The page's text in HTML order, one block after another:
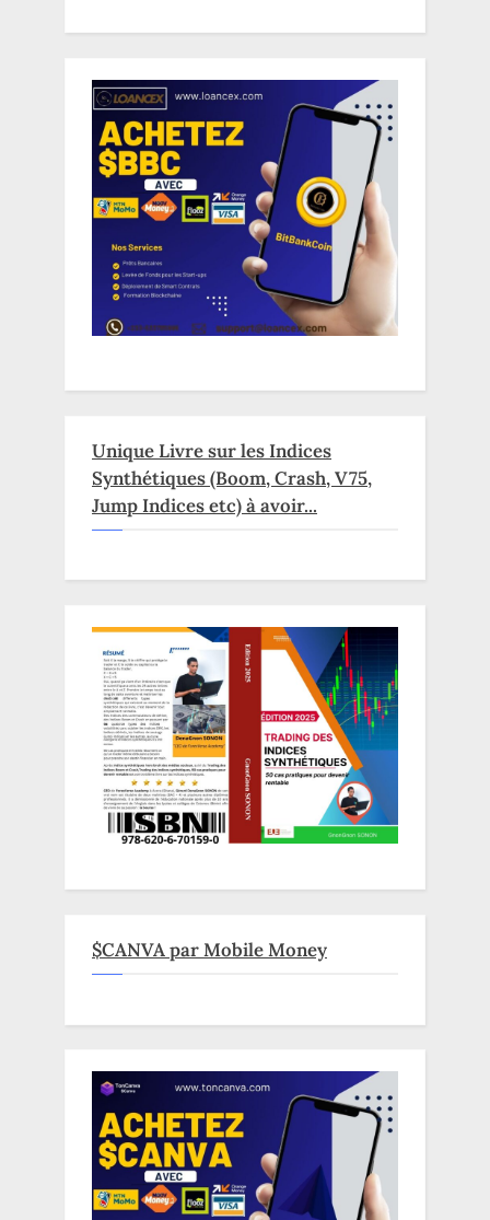
Unique Livre sur les Indices
Synthétiques (Boom, Crash, V75,
Jump Indices etc) à avoir...
$CANVA par Mobile Money